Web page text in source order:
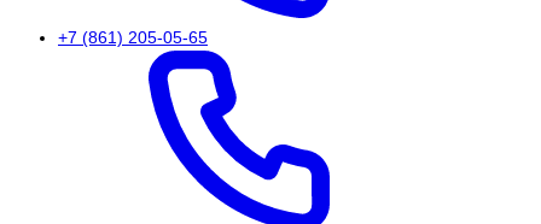
+7 (861) 205-05-65